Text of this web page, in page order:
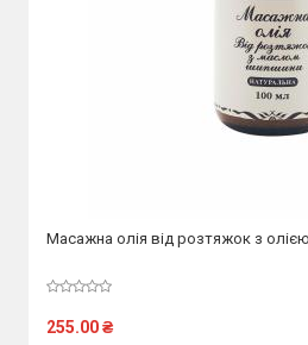
Масажна олія від розтяжок з
255.00₴